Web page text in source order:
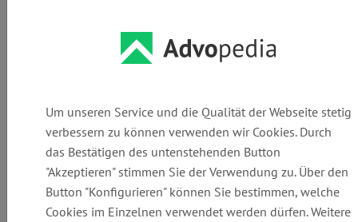
Stichwörter
Beschaffenheitsvereinbarung
1 Beiträge
Um unseren Service und die Qualität der Webseite stetig
verbessern zu können verwenden wir Cookies. Durch
das Bestätigen des untenstehenden Button
"Akzeptieren" stimmen Sie der Verwendung zu. Über den
Button "Konfigurieren" können Sie bestimmen, welche
Cookies im Einzelnen verwendet werden dürfen. Weitere